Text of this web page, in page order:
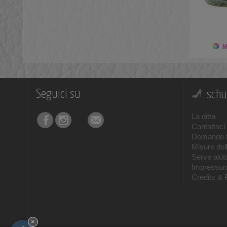
Seguici su
La ditta
Contattaci
Domande
Misure
Serve
Credits &
×